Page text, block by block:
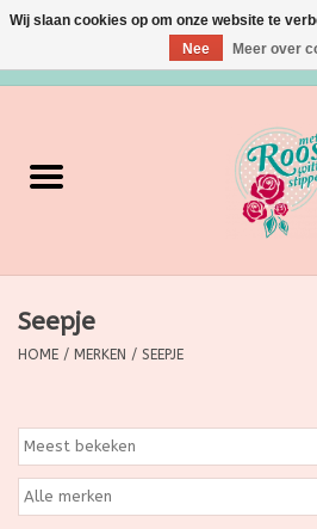
Verzorging
Grimeermateriaal
Huishoudartikelen
Ditjes & Datjes
Seepje
HOME / MERKEN / SEEPJE
Wij slaan cookies op om onze website te
Nee
Meer over